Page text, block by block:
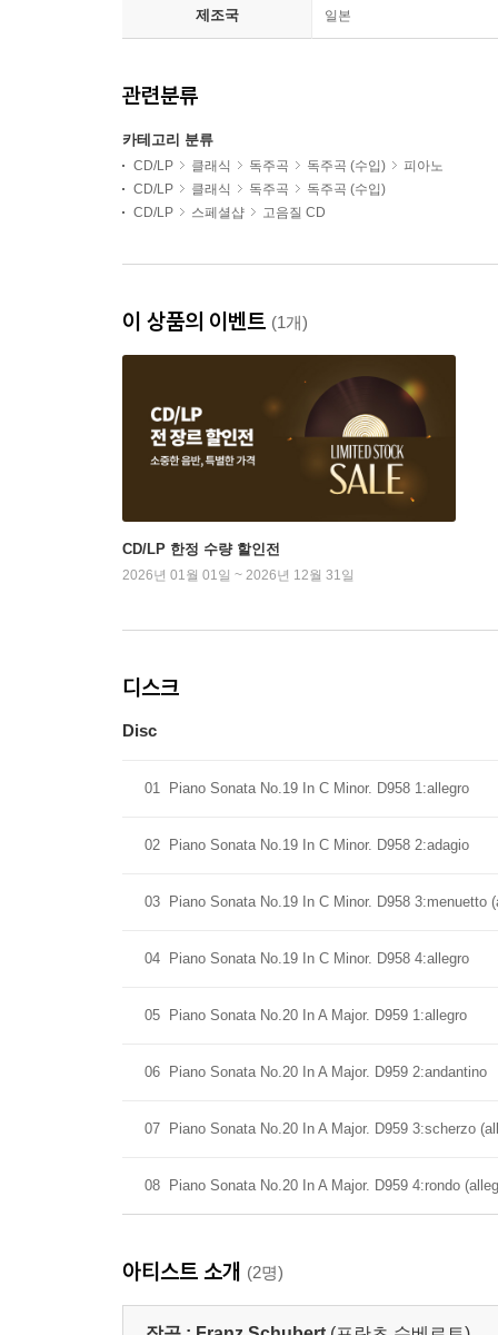
제조국 일본
관련분류
카테고리 분류
CD/LP 클래식 독주곡 독주곡 (수입)
피아노
CD/LP
클래식 독주곡
독주곡 (수입)
CD/LP
스페셜샵 고음질 CD
이 상품의 이벤트 (1개)
CD/LP 한정 수량 할인전
2026년 01월 01일 ~ 2026년 12월 31일
디스크
Disc
01 Piano Sonata No.19 In C Minor. D958 1:allegro
02 Piano Sonata No.19 In C Minor. D958 2:adagio
03 Piano Sonata No.19 In C Minor. D958 3:menuetto
04 Piano Sonata No.19 In C Minor. D958 4:allegro
05 Piano Sonata No.20 In A Major. D959 1:allegro
06 Piano Sonata No.20 In A Major. D959 2:andantino
07 Piano Sonata No.20 In A Major. D959 3:scherzo
08 Piano Sonata No.20 In A Major. D959 4:rondo
아티스트 소개 (2명)